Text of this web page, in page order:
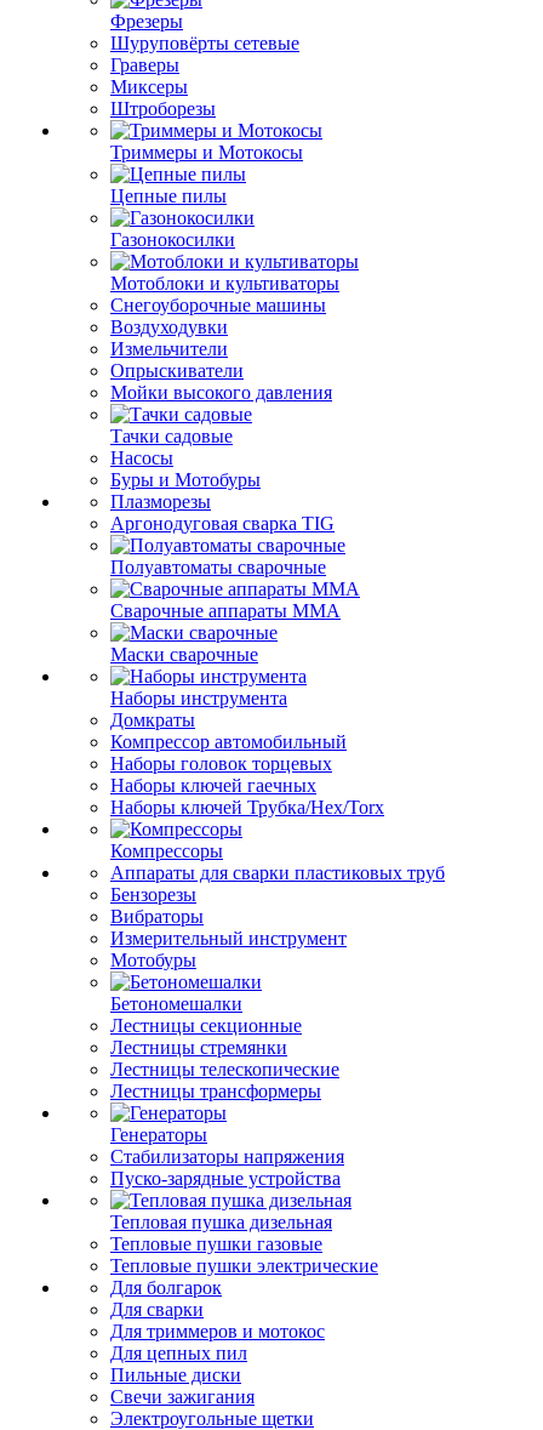
Фрезеры
Шуруповёрты сетевые
Граверы
Миксеры
Штроборезы
Триммеры и Мотокосы
Цепные пилы
Газонокосилки
Мотоблоки и культиваторы
Снегоуборочные машины
Воздуходувки
Измельчители
Опрыскиватели
Мойки высокого давления
Тачки садовые
Насосы
Буры и Мотобуры
Плазморезы
Аргонодуговая сварка TIG
Полуавтоматы сварочные
Сварочные аппараты ММА
Маски сварочные
Наборы инструмента
Домкраты
Компрессор автомобильный
Наборы головок торцевых
Наборы ключей гаечных
Наборы ключей Трубка/Hex/Torx
Компрессоры
Аппараты для сварки пластиковых труб
Бензорезы
Вибраторы
Измерительный инструмент
Мотобуры
Бетономешалки
Лестницы секционные
Лестницы стремянки
Лестницы телескопические
Лестницы трансформеры
Генераторы
Стабилизаторы напряжения
Пуско-зарядные устройства
Тепловая пушка дизельная
Тепловые пушки газовые
Тепловые пушки электрические
Для болгарок
Для сварки
Для триммеров и мотокос
Для цепных пил
Пильные диски
Свечи зажигания
Электроугольные щетки